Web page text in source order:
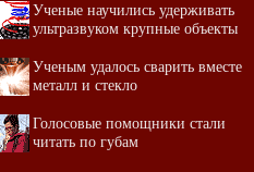
Ученые научились удерживать
ультразвуком крупные объекты
Ученым удалось сварить вместе
металл и стекло
Голосовые помощники стали
читать по губам